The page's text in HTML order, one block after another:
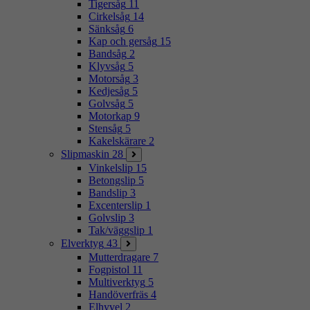
Tigersåg 11
Cirkelsåg 14
Sänksåg 6
Kap och gersåg 15
Bandsåg 2
Klyvsåg 5
Motorsåg 3
Kedjesåg 5
Golvsåg 5
Motorkap 9
Stensåg 5
Kakelskärare 2
Slipmaskin 28
Vinkelslip 15
Betongslip 5
Bandslip 3
Excenterslip 1
Golvslip 3
Tak/väggslip 1
Elverktyg 43
Mutterdragare 7
Fogpistol 11
Multiverktyg 5
Handöverfräs 4
Elhyvel 2